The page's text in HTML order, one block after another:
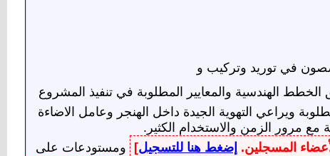
في توريد وتركيب و
الخطط الهندسية والمعايير المطلوبة في تنفيذ المشروع
ويراعي التهوية الجيدة داخل الهنجر وعامل الاضاءة
مع مرور الزمن والاستخدام الكثير.
المسجلين. إضغط هنا للتسجيل]
ومستودعات على